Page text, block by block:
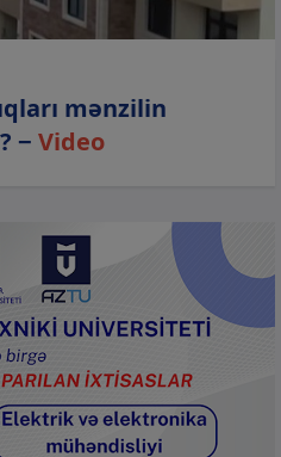
mənzilin
− Video